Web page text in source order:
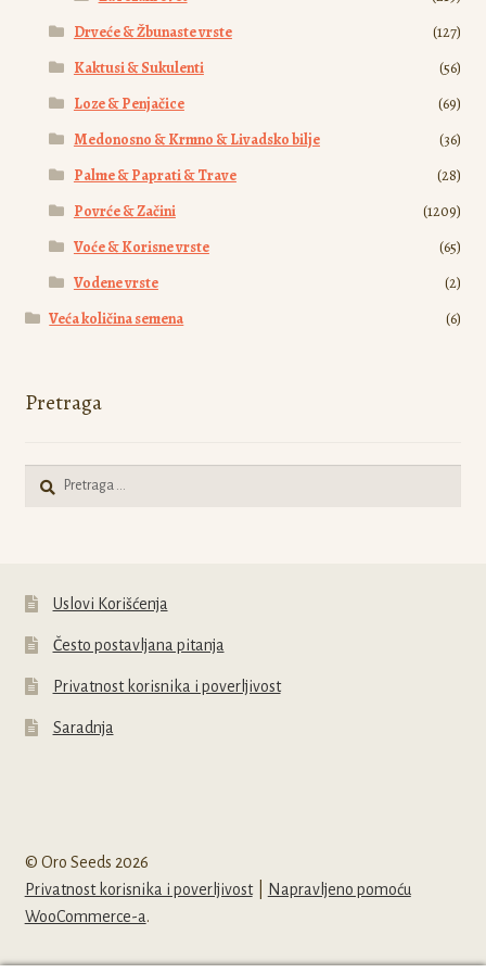
Drveće & Žbunaste vrste
(127)
Kaktusi & Sukulenti
(56)
Loze & Penjačice
(69)
Medonosno & Krmno & Livadsko bilje
(36)
Palme & Paprati & Trave
(28)
Povrće & Začini
(1209)
Voće & Korisne vrste
(65)
Vodene vrste
(2)
Veća količina semena
(6)
Pretraga
Pretraga
Uslovi Korišćenja
Često postavljana pitanja
Privatnost korisnika i poverljivost
Saradnja
© Oro Seeds 2026
Privatnost korisnika i poverljivost
Napravljeno pomoću
WooCommerce-a.